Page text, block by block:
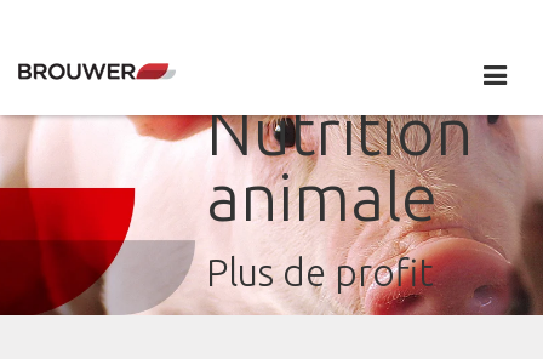
Nutrition
animale
Plus de profit